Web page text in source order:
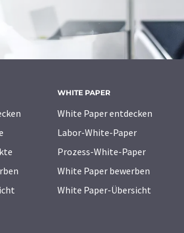
WHITE PAPER
White Paper entdecken
Labor-White-Paper
Prozess-White-Paper
White Paper bewerben
White Paper-Übersicht